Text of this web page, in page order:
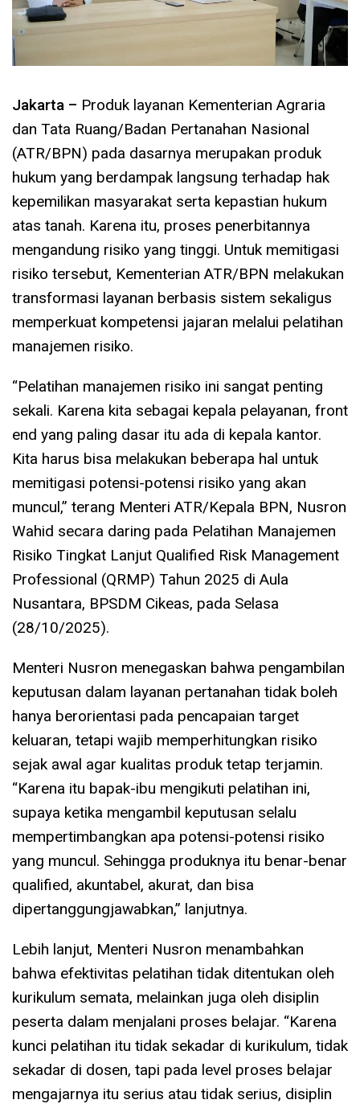
Jakarta – Produk layanan Kementerian Agraria
dan Tata Ruang/Badan Pertanahan Nasional
(ATR/BPN) pada dasarnya merupakan produk
hukum yang berdampak langsung terhadap hak
kepemilikan masyarakat serta kepastian hukum
atas tanah. Karena itu, proses penerbitannya
mengandung risiko yang tinggi. Untuk memitigasi
risiko tersebut, Kementerian ATR/BPN melakukan
transformasi layanan berbasis sistem sekaligus
memperkuat kompetensi jajaran melalui pelatihan
manajemen risiko.
“Pelatihan manajemen risiko ini sangat penting
sekali. Karena kita sebagai kepala pelayanan, front
end yang paling dasar itu ada di kepala kantor.
Kita harus bisa melakukan beberapa hal untuk
memitigasi potensi-potensi risiko yang akan
muncul,” terang Menteri ATR/Kepala BPN, Nusron
Wahid secara daring pada Pelatihan Manajemen
Risiko Tingkat Lanjut Qualified Risk Management
Professional (QRMP) Tahun 2025 di Aula
Nusantara, BPSDM Cikeas, pada Selasa
(28/10/2025).
Menteri Nusron menegaskan bahwa pengambilan
keputusan dalam layanan pertanahan tidak boleh
hanya berorientasi pada pencapaian target
keluaran, tetapi wajib memperhitungkan risiko
sejak awal agar kualitas produk tetap terjamin.
“Karena itu bapak-ibu mengikuti pelatihan ini,
supaya ketika mengambil keputusan selalu
mempertimbangkan apa potensi-potensi risiko
yang muncul. Sehingga produknya itu benar-benar
qualified, akuntabel, akurat, dan bisa
dipertanggungjawabkan,” lanjutnya.
Lebih lanjut, Menteri Nusron menambahkan
bahwa efektivitas pelatihan tidak ditentukan oleh
kurikulum semata, melainkan juga oleh disiplin
peserta dalam menjalani proses belajar. “Karena
kunci pelatihan itu tidak sekadar di kurikulum, tidak
sekadar di dosen, tapi pada level proses belajar
mengajarnya itu serius atau tidak serius, disiplin